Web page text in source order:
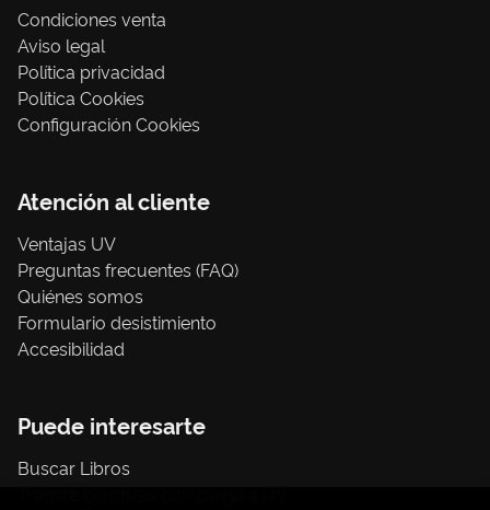
Condiciones venta
Aviso legal
Política privacidad
Política Cookies
Configuración Cookies
Atención al cliente
Ventajas UV
Preguntas frecuentes (FAQ)
Quiénes somos
Formulario desistimiento
Accesibilidad
Puede interesarte
Buscar Libros